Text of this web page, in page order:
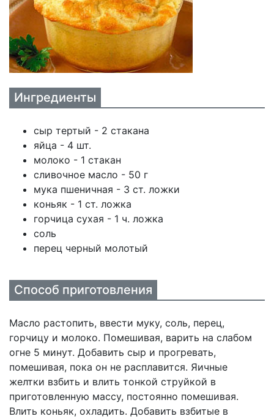
Ингредиенты
сыр тертый - 2 стакана
яйца - 4 шт.
молоко - 1 стакан
сливочное масло - 50 г
мука пшеничная - 3 ст. ложки
коньяк - 1 ст. ложка
горчица сухая - 1 ч. ложка
соль
перец черный молотый
Способ приготовления
Масло растопить, ввести муку, соль, перец,
горчицу и молоко. Помешивая, варить на слабом
огне 5 минут. Добавить сыр и прогревать,
помешивая, пока он не расплавится. Яичные
желтки взбить и влить тонкой струйкой в
приготовленную массу, постоянно помешивая.
Влить коньяк, охладить. Добавить взбитые в